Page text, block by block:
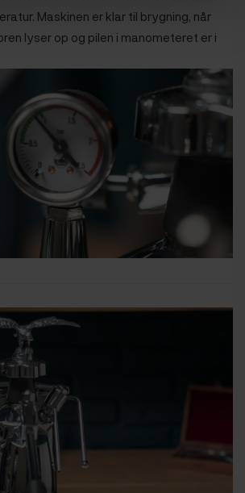
Maskinen er klar til brygning, når
lyser op og pilen i manometeret er i